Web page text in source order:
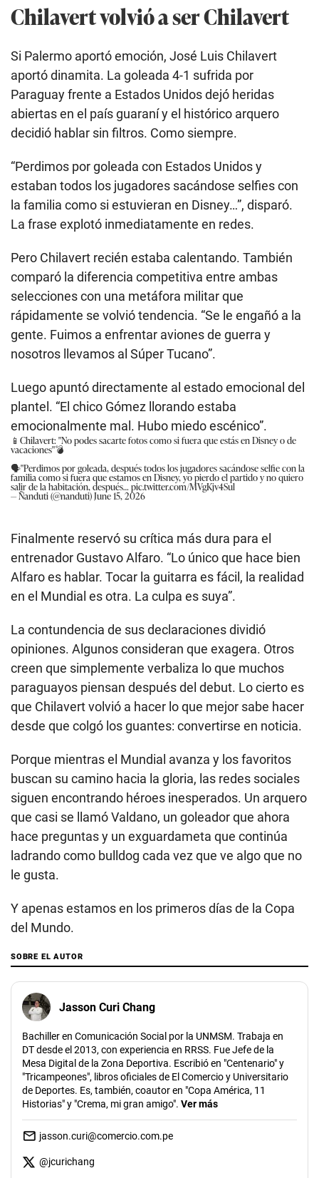
Chilavert volvió a ser Chilavert
Si Palermo aportó emoción, José Luis Chilavert
aportó dinamita. La goleada 4-1 sufrida por
Paraguay frente a Estados Unidos dejó heridas
abiertas en el país guaraní y el histórico arquero
decidió hablar sin filtros. Como siempre.
“Perdimos por goleada con Estados Unidos y
estaban todos los jugadores sacándose selfies con
la familia como si estuvieran en Disney…”, disparó.
La frase explotó inmediatamente en redes.
Pero Chilavert recién estaba calentando. También
comparó la diferencia competitiva entre ambas
selecciones con una metáfora militar que
rápidamente se volvió tendencia. “Se le engañó a la
gente. Fuimos a enfrentar aviones de guerra y
nosotros llevamos al Súper Tucano”.
Luego apuntó directamente al estado emocional del
plantel. “El chico Gómez llorando estaba
emocionalmente mal. Hubo miedo escénico”.
📱Chilavert: "No podes sacarte fotos como si fuera que estás en Disney o de
vacaciones"💣
🗣️"Perdimos por goleada, después todos los jugadores sacándose selfie con la
familia como si fuera que estamos en Disney, yo pierdo el partido y no quiero
salir de la habitación, después…pic.twitter.com/MVgKjv4Sul
— Ñanduti (@nanduti)June 15, 2026
Finalmente reservó su crítica más dura para el
entrenador Gustavo Alfaro. “Lo único que hace bien
Alfaro es hablar. Tocar la guitarra es fácil, la realidad
en el Mundial es otra. La culpa es suya”.
La contundencia de sus declaraciones dividió
opiniones. Algunos consideran que exagera. Otros
creen que simplemente verbaliza lo que muchos
paraguayos piensan después del debut. Lo cierto es
que Chilavert volvió a hacer lo que mejor sabe hacer
desde que colgó los guantes: convertirse en noticia.
Porque mientras el Mundial avanza y los favoritos
buscan su camino hacia la gloria, las redes sociales
siguen encontrando héroes inesperados. Un arquero
que casi se llamó Valdano, un goleador que ahora
hace preguntas y un exguardameta que continúa
ladrando como bulldog cada vez que ve algo que no
le gusta.
Y apenas estamos en los primeros días de la Copa
del Mundo.
SOBRE EL AUTOR
Jasson Curi Chang
Bachiller en Comunicación Social por la UNMSM. Trabaja en
DT desde el 2013, con experiencia en RRSS. Fue Jefe de la
Mesa Digital de la Zona Deportiva. Escribió en "Centenario" y
"Tricampeones", libros oficiales de El Comercio y Universitario
de Deportes. Es, también, coautor en "Copa América, 11
Historias" y "Crema, mi gran amigo". Ver más
jasson.curi@comercio.com.pe
@jcurichang